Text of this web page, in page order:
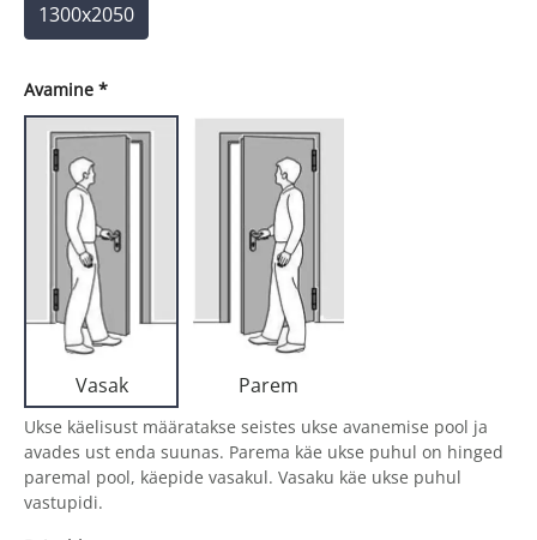
1300x2050
Avamine *
Vasak Parem
Ukse käelisust määratakse seistes ukse avanemise pool ja
avades ust enda suunas. Parema käe ukse puhul on hinged
paremal pool, käepide vasakul. Vasaku käe ukse puhul
vastupidi.